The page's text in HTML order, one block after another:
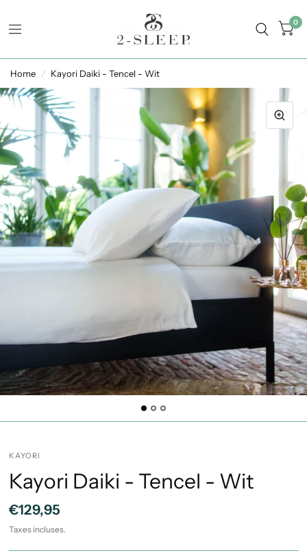
0
Home / Kayori Daiki - Tencel - Wit
KAYORI
Kayori Daiki - Tencel - Wit
€129,95
Taxes incluses.